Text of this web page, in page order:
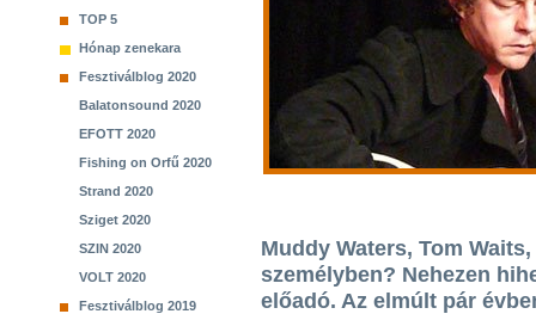
TOP 5
Hónap zenekara
Fesztiválblog 2020
Balatonsound 2020
EFOTT 2020
Fishing on Orfű 2020
Strand 2020
Sziget 2020
SZIN 2020
VOLT 2020
Fesztiválblog 2019
Muddy Waters, Tom
személyben? Nehezen
előadó. Az elmúlt pár